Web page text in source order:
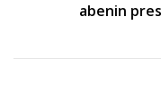
abenin